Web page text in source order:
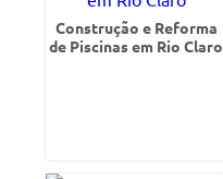
Construção e Reforma
de Piscinas em Rio Claro